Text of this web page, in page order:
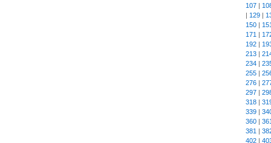
107 |
| 129 |
150 |
171 |
192 |
213 |
234 |
255 |
276 |
297 |
318 |
339 |
360 |
381 |
402 |